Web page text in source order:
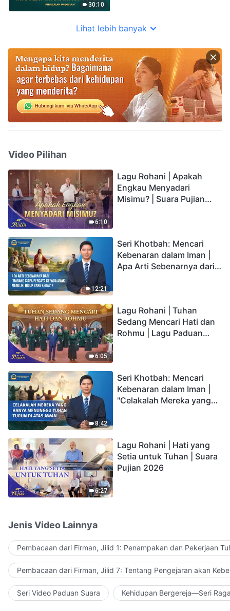
30:10
Lihat lebih banyak
Video Pilihan
6:10
Lagu Rohani | Apakah
Engkau Menyadari
Misimu? | Suara Pujian
12:21
Seri Khotbah: Mencari
Kebenaran dalam Iman |
Apa Arti Sebenarnya dari
6:05
Lagu Rohani | Tuhan
Sedang Mencari Hati dan
Rohmu | Lagu Paduan
8:42
Seri Khotbah: Mencari
Kebenaran dalam Iman |
"Celakalah Mereka yang
6:27
Lagu Rohani | Hati yang
Setia untuk Tuhan | Suara
Pujian 2026
Jenis Video Lainnya
Pembacaan dari Firman, Jilid 1: Penampakan dan Pekerjaan
Pembacaan dari Firman, Jilid 7: Tentang Pengejaran akan
Seri Video Paduan Suara Kehidupan Bergereja—Seri